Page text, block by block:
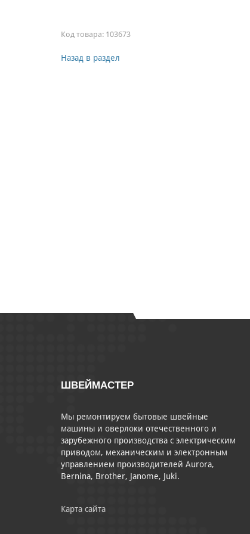
Код товара: 103673
Назад в раздел
ШВЕЙМАСТЕР
Мы ремонтируем бытовые швейные
машины и оверлоки отечественного и
зарубежного производства с электрическим
приводом, механическим и электронным
управлением производителей Aurora,
Bernina, Brother, Janome, Juki.
Карта сайта